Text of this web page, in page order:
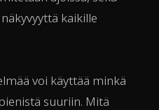
kaikille
voi käyttää minkä
suuriin. Mitä